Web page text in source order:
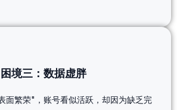
困境三：数据虚胖
面繁荣"，账号看似活跃，却因为缺乏完